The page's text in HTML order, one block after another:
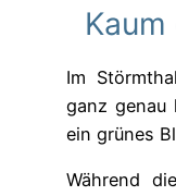
Im
ganz genau
ein grünes
Während